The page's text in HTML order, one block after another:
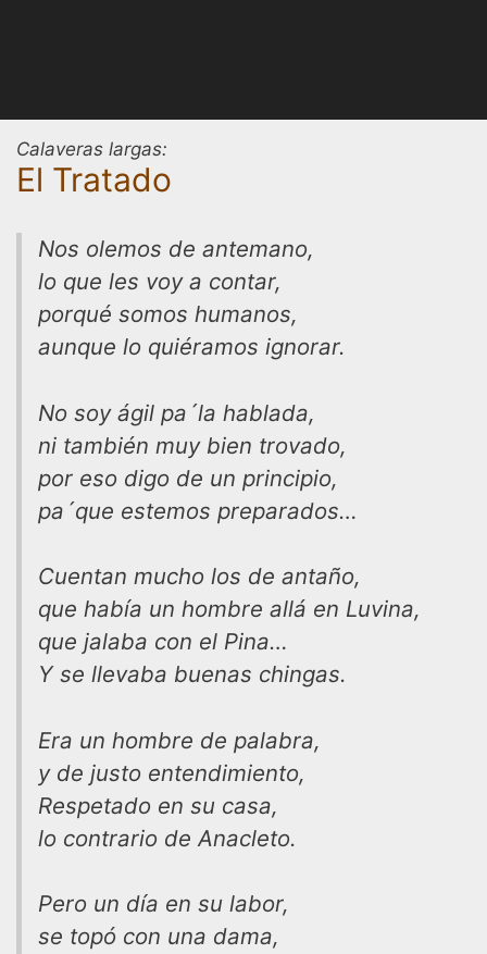
Calaveras largas:
El Tratado
Nos olemos de antemano,
lo que les voy a contar,
porqué somos humanos,
aunque lo quiéramos ignorar.
No soy ágil pa´la hablada,
ni también muy bien trovado,
por eso digo de un principio,
pa´que estemos preparados…
Cuentan mucho los de antaño,
que había un hombre allá en Luvina,
que jalaba con el Pina…
Y se llevaba buenas chingas.
Era un hombre de palabra,
y de justo entendimiento,
Respetado en su casa,
lo contrario de Anacleto.
Pero un día en su labor,
se topó con una dama,